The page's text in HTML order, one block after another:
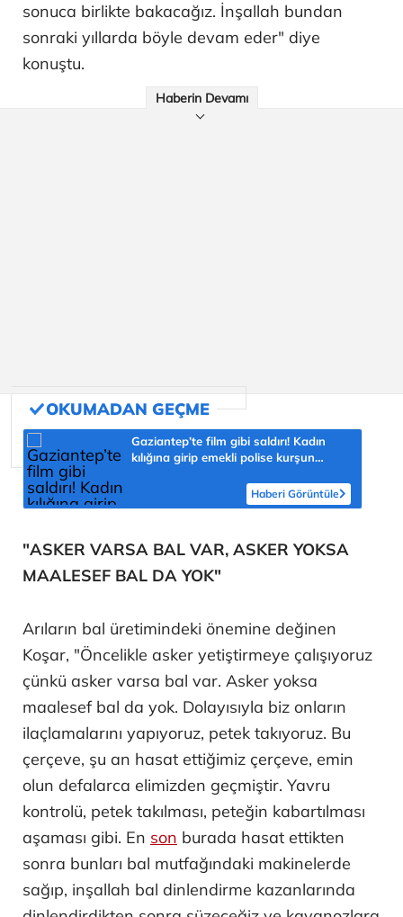
sonuca birlikte bakacağız. İnşallah bundan
sonraki yıllarda böyle devam eder" diye
konuştu.
Haberin Devamı
Gaziantep’te film gibi saldırı! Kadın
kılığına girip emekli polise kurşun
Haberi Görüntüle
"ASKER VARSA BAL VAR, ASKER YOKSA
MAALESEF BAL DA YOK"
Arıların bal üretimindeki önemine değinen
Koşar, "Öncelikle asker yetiştirmeye çalışıyoruz
çünkü asker varsa bal var. Asker yoksa
maalesef bal da yok. Dolayısıyla biz onların
ilaçlamalarını yapıyoruz, petek takıyoruz. Bu
çerçeve, şu an hasat ettiğimiz çerçeve, emin
olun defalarca elimizden geçmiştir. Yavru
kontrolü, petek takılması, peteğin kabartılması
aşaması gibi. En son burada hasat ettikten
sonra bunları bal mutfağındaki makinelerde
sağıp, inşallah bal dinlendirme kazanlarında